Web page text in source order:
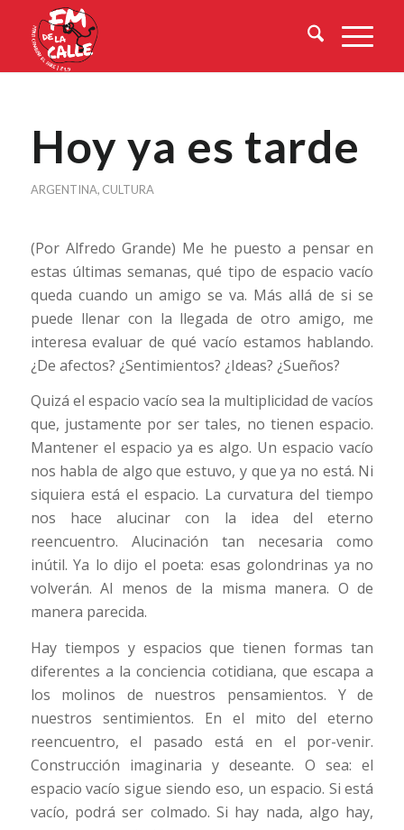
Hoy ya es tarde
ARGENTINA, CULTURA
(Por Alfredo Grande) Me he puesto a pensar en
estas últimas semanas, qué tipo de espacio vacío
queda cuando un amigo se va. Más allá de si se
puede llenar con la llegada de otro amigo, me
interesa evaluar de qué vacío estamos hablando.
¿De afectos? ¿Sentimientos? ¿Ideas? ¿Sueños?
Quizá el espacio vacío sea la multiplicidad de vacíos
que, justamente por ser tales, no tienen espacio.
Mantener el espacio ya es algo. Un espacio vacío
nos habla de algo que estuvo, y que ya no está. Ni
siquiera está el espacio. La curvatura del tiempo
nos hace alucinar con la idea del eterno
reencuentro. Alucinación tan necesaria como
inútil. Ya lo dijo el poeta: esas golondrinas ya no
volverán. Al menos de la misma manera. O de
manera parecida.
Hay tiempos y espacios que tienen formas tan
diferentes a la conciencia cotidiana, que escapa a
los molinos de nuestros pensamientos. Y de
nuestros sentimientos. En el mito del eterno
reencuentro, el pasado está en el por-venir.
Construcción imaginaria y deseante. O sea: el
espacio vacío sigue siendo eso, un espacio. Si está
vacío, podrá ser colmado. Si hay nada, algo hay,